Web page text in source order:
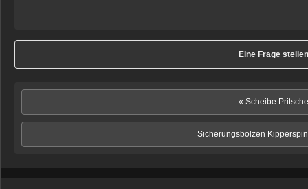
Eine Frage
« Scheibe
Sicherungsbolzen